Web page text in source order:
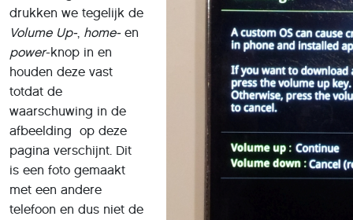
power-knop in en
houden deze vast
totdat de
waarschuwing in de
afbeelding op deze
pagina verschijnt. Dit
is een foto gemaakt
met een andere
telefoon en dus niet de
beste kwaliteit.
Vervolgens moeten we